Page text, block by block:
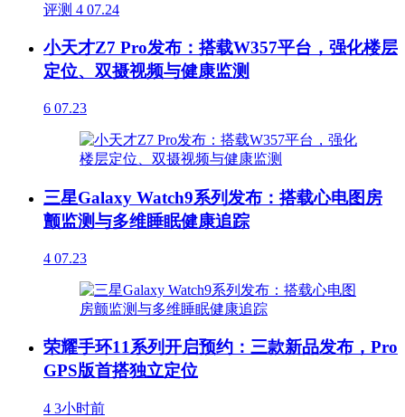
评测 4 07.24
小天才Z7 Pro发布：搭载W357平台，强化楼层
定位、双摄视频与健康监测
6 07.23
三星Galaxy Watch9系列发布：搭载心电图房
颤监测与多维睡眠健康追踪
4 07.23
荣耀手环11系列开启预约：三款新品发布，Pro
GPS版首搭独立定位
4 3小时前